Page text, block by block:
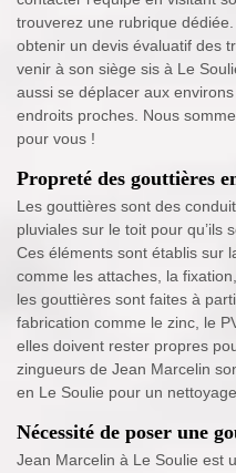
trouverez une rubrique
obtenir un devis évaluatif des
venir à son siège sis à Le
aussi se déplacer aux
endroits proches. Nous
pour vous !
Propreté des gouttières
Les gouttières sont des
pluviales sur le toit pour qu’ils
Ces éléments sont établis sur
comme les attaches, la
les gouttières sont faites à
fabrication comme le zinc, le
elles doivent rester propres
zingueurs de Jean Marcelin
en Le Soulie pour un
Nécessité de poser une
Jean Marcelin à Le Soulie est